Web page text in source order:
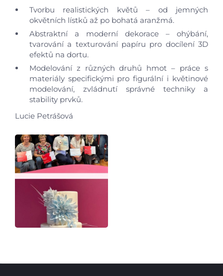
Projekty
Foto
Video a audio
Virtuální prohlídka
Kontakty
Tvorbu realistických květů – od jemných
okvětních lístků až po bohatá aranžmá.
Abstraktní a moderní dekorace – ohýbání,
tvarování a texturování papíru pro docílení 3D
efektů na dortu.
Modelování z různých druhů hmot – práce s
materiály specifickými pro figurální i květinové
modelování, zvládnutí správné techniky a
stability prvků.
Lucie Petrášová